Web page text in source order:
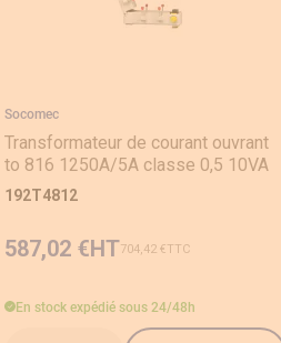
Socomec
Transformateur de courant ouvrant
to 816 1250A/5A classe 0,5 10VA
192T4812
704,42 €
587,02 €
En stock expédié sous 24/48h